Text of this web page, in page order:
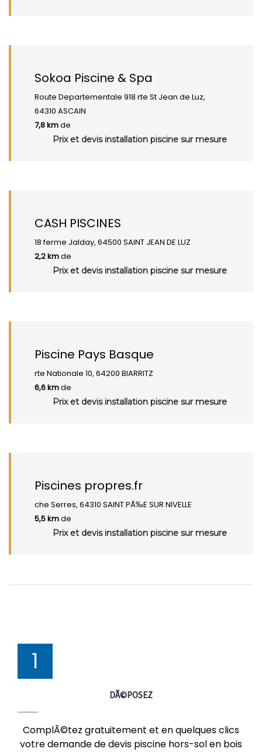
Sokoa Piscine & Spa
Route Departementale 918 rte St Jean de Luz,
64310 ASCAIN
7,8 kmde
Prix et devis installation piscine sur mesure
CASH PISCINES
18 ferme Jalday, 64500 SAINT JEAN DE LUZ
2,2 kmde
Prix et devis installation piscine sur mesure
Piscine Pays Basque
rte Nationale 10, 64200 BIARRITZ
6,6 kmde
Prix et devis installation piscine sur mesure
Piscines propres.fr
che Serres, 64310 SAINT PÃ‰E SUR NIVELLE
5,5 kmde
Prix et devis installation piscine sur mesure
1
DÃ©POSEZ
ComplÃ©tez gratuitement et en quelques clics
votre demande de devis piscine hors-sol en bois